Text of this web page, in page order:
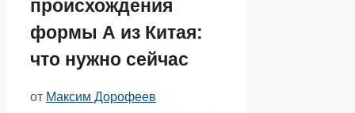
происхождения
формы А из Китая:
что нужно сейчас
от Максим Дорофеев